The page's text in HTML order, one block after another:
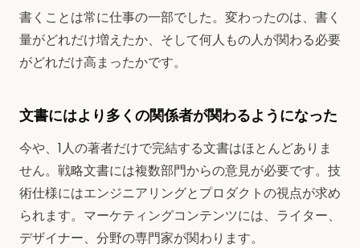
書くことは常に仕事の一部でした。変わったのは、書く
量がどれだけ増えたか、そして何人もの人が関わる必要
がどれだけ高まったかです。
文書にはより多くの関係者が関わるようになった
今や、1人の著者だけで完結する文書はほとんどありま
せん。戦略文書には複数部門からの意見が必要です。技
術仕様にはエンジニアリングとプロダクトの視点が求め
られます。マーケティングコンテンツには、ライター、
デザイナー、分野の専門家が関わります。